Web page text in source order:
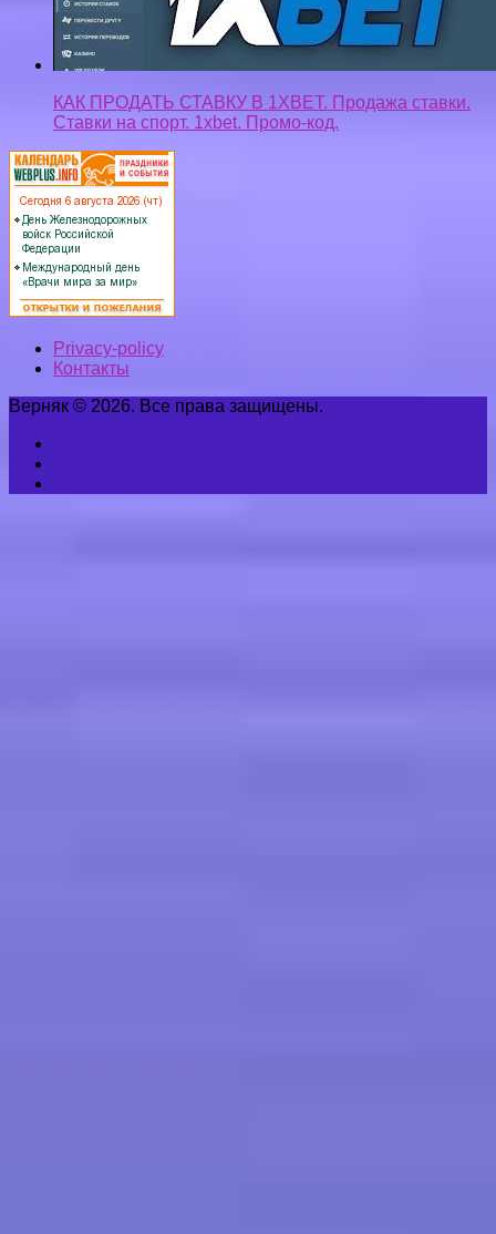
КАК ПРОДАТЬ СТАВКУ В 1XBET. Продажа ставки.
Ставки на спорт. 1xbet. Промо-код.
Privacy-policy
Контакты
Верняк © 2026. Все права защищены.